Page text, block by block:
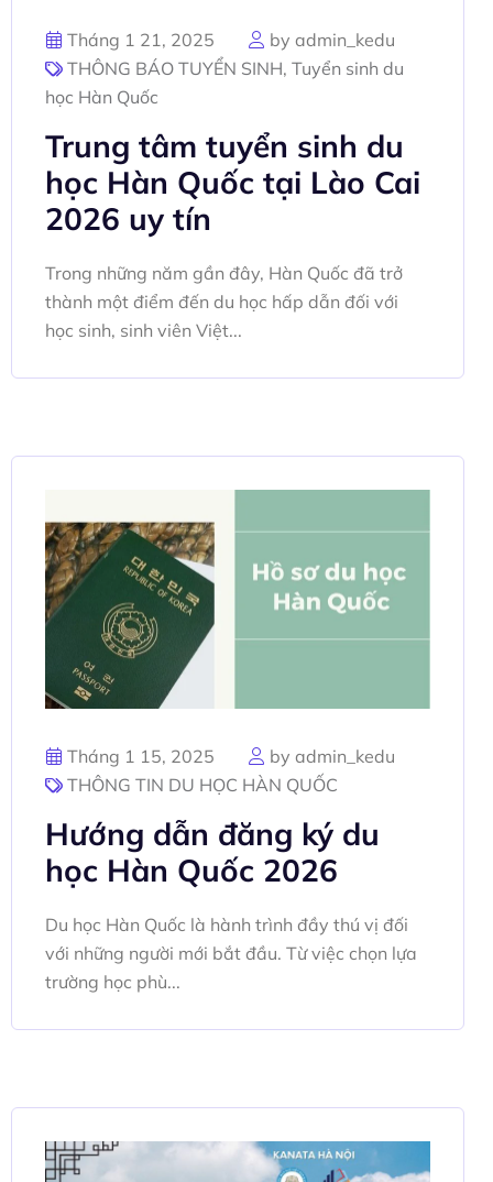
Tháng 1 21, 2025
by admin_kedu
THÔNG BÁO TUYỂN SINH, Tuyển sinh du
học Hàn Quốc
Trung tâm tuyển sinh du
học Hàn Quốc tại Lào Cai
2026 uy tín
Trong những năm gần đây, Hàn Quốc đã trở
thành một điểm đến du học hấp dẫn đối với
học sinh, sinh viên Việt...
Tháng 1 15, 2025
by admin_kedu
THÔNG TIN DU HỌC HÀN QUỐC
Hướng dẫn đăng ký du
học Hàn Quốc 2026
Du học Hàn Quốc là hành trình đầy thú vị đối
với những người mới bắt đầu. Từ việc chọn lựa
trường học phù...